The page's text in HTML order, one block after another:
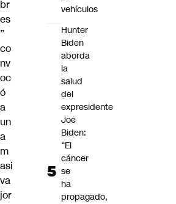
br
es
”
co
nv
oc
ó
a
un
a
m
asi
va
jor
vehículos
Hunter
Biden
aborda
la
salud
del
expresidente
Joe
Biden:
“El
cáncer
se
ha
propagado,